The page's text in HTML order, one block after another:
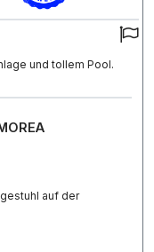
und tollem Pool.
auf der